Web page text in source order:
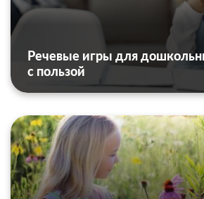
Речевые игры для
с пользой